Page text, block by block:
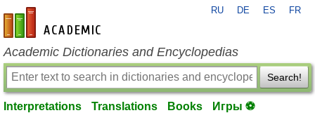
en-academic.com
RU DE ES FR
Academic Dictionaries and Encyclopedias
Search!
Interpretations Translations Books Игры ⚽